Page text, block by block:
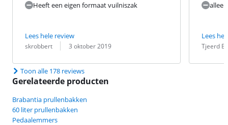
Heeft een eigen formaat vuilniszak
Lees hele review
Beoordeling door:
skrobbert
Datum: 3 oktober 2019
Lees
Tjeerd
Datum:
Toon alle 178 reviews
Gerelateerde producten
Brabantia prullenbakken
60 liter prullenbakken
Pedaalemmers